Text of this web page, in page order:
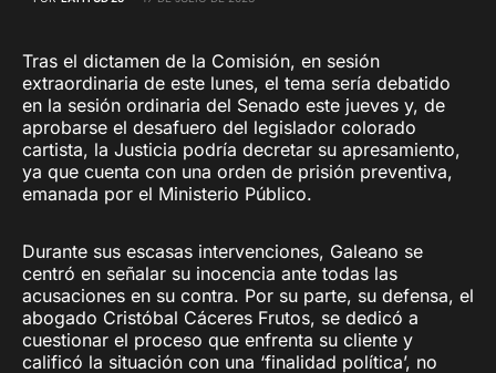
Tras el dictamen de la Comisión, en sesión
extraordinaria de este lunes, el tema sería debatido
en la sesión ordinaria del Senado este jueves y, de
aprobarse el desafuero del legislador colorado
cartista, la Justicia podría decretar su apresamiento,
ya que cuenta con una orden de prisión preventiva,
emanada por el Ministerio Público.
Durante sus escasas intervenciones, Galeano se
centró en señalar su inocencia ante todas las
acusaciones en su contra. Por su parte, su defensa, el
abogado Cristóbal Cáceres Frutos, se dedicó a
cuestionar el proceso que enfrenta su cliente y
calificó la situación con una ‘finalidad política’, no